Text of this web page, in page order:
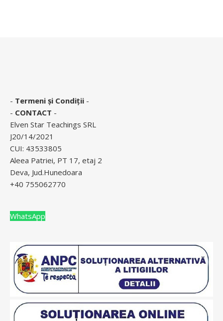
- Termeni și Condiții -
- CONTACT -
Elven Star Teachings SRL
J20/14/2021
CUI: 43533805
Aleea Patriei, PT 17, etaj 2
Deva, Jud.Hunedoara
+40 755062770
WhatsApp